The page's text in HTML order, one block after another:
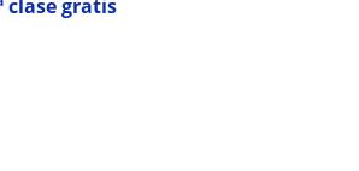
clase gratis